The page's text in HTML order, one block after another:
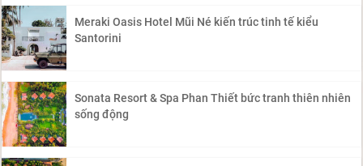
Meraki Oasis Hotel Mũi Né kiến trúc tinh tế kiểu
Santorini
Sonata Resort & Spa Phan Thiết bức tranh thiên nhiên
sống động